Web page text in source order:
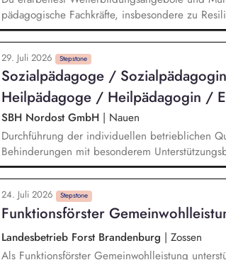
pädagogische Fachkräfte, insbesondere zu
emotionalem Lernen für Deutsch-als-
Weiterbildungen und Beratungen für
erweiterst unsere Zusammenarbeit mit Schulen,
Akteur*innen pädagogischer Arbeit in
29. Juli 2026 Stepstone
Sozialpädagoge /
Heilpädagoge / Heilpädagogin /
SBH Nordost GmbH | Nauen
Durchführung der individuellen betrieblichen
Behinderungen mit besonderem
der Unterstützten Beschäftigung nach § 55
Schlüsselqualifikationen und von
Weiterentwicklung der Persönlichkeit,
Ausbildungs- bzw. Arbeitsplätzen, administrative
Auftraggebern
24. Juli 2026 Stepstone
Funktionsförster
Landesbetrieb Forst Brandenburg | Zossen
Als Funktionsförster Gemeinwohlleistung